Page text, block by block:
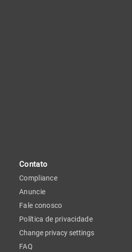
Contato
Compliance
Anuncie
Fale conosco
Política de privacidade
Change privacy settings
FAQ